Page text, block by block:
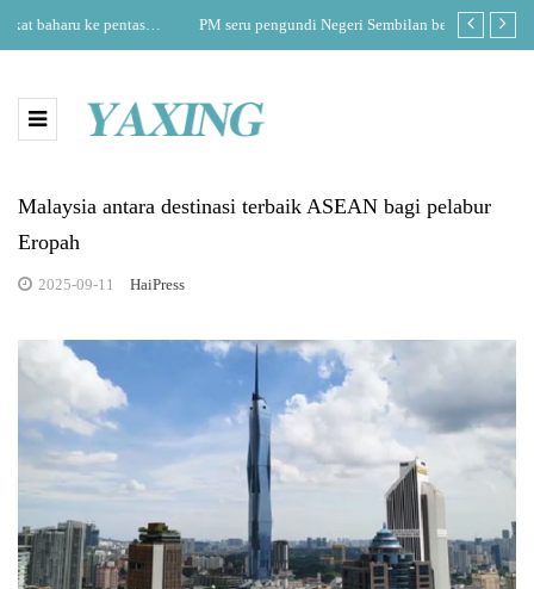
PM seru pengundi Negeri Sembilan beri mandat kepada PH DEFA
Malaysia antara destinasi terbaik ASEAN bagi pelabur
Eropah
2025-09-11 HaiPress